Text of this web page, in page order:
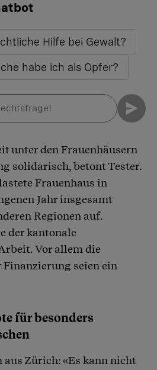
Hilfe bei Gewalt?
habe ich als Opfer?
unter den Frauenhäusern
solidarisch, betont Tester.
Frauenhaus in
Jahr insgesamt
Regionen auf.
der kantonale
Vor allem die
seien ein
für besonders
Zürich: «Es kann nicht